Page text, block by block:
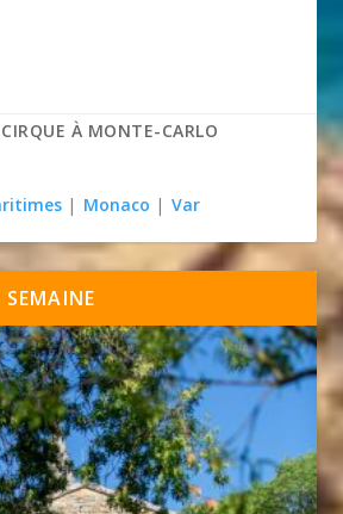
À MONTE-CARLO
| Monaco | Var